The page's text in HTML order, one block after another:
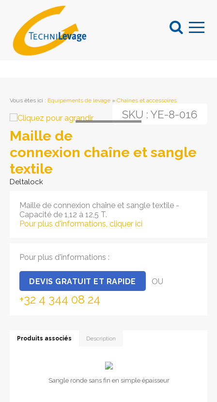
Vous êtes ici : Equipements de levage » Chaînes et accessoires
SKU : YE-8-016
Maille de
connexion chaîne et sangle
textile
Deltalock
Maille de connexion chaîne et sangle textile -
Capacité de 1,12 à 12,5 T.
Pour plus d'informations, cliquer ici
Pour plus d'informations :
DEVIS GRATUIT ET RAPIDE OU
+32 4 344 08 24
Produits associés Description
Sangle ronde sans fin en simple épaisseur